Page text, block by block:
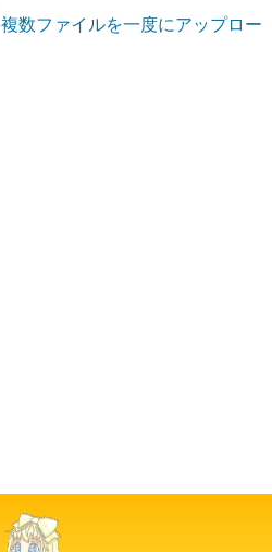
複数ファイルを一度にアップロー